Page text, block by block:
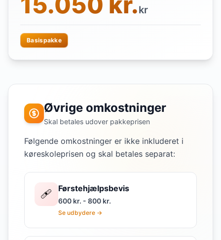
kr
Basispakke
Øvrige omkostninger
Skal betales udover pakkeprisen
Følgende omkostninger er ikke inkluderet i
køreskoleprisen og skal betales separat:
🩹 Førstehjælpsbevis
600 kr. - 800 kr.
Se udbydere →